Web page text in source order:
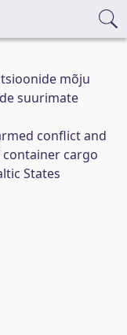
mõju
suurimate
conflict and
cargo
States